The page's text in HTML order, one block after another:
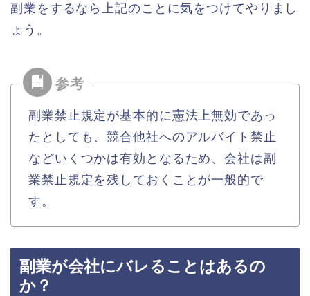
副業をするなら上記のことに気をつけてやりまし
ょう。
副業禁止規定が基本的に憲法上無効であっ
たとしても、競合他社へのアルバイト禁止
などいくつかは有効となるため、会社は副
業禁止規定を残しておくことが一般的で
す。
副業が会社にバレることはあるの
か？